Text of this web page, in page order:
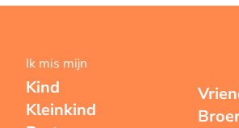
Ik mis mijn
Kind
Kleinkind